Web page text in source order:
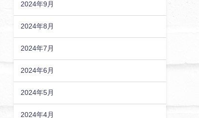
2024年9月
2024年8月
2024年7月
2024年6月
2024年5月
2024年4月